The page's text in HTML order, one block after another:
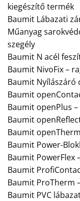
kiegészítő termék
Baumit Lábazati
Műanyag
szegély
Baumit N acél
Baumit NivoFix –
Baumit Nyílászáró
Baumit
Baumit openPlus
Baumit
Baumit
Baumit Power-
Baumit PowerFlex
Baumit
Baumit ProTherm
Baumit PVC